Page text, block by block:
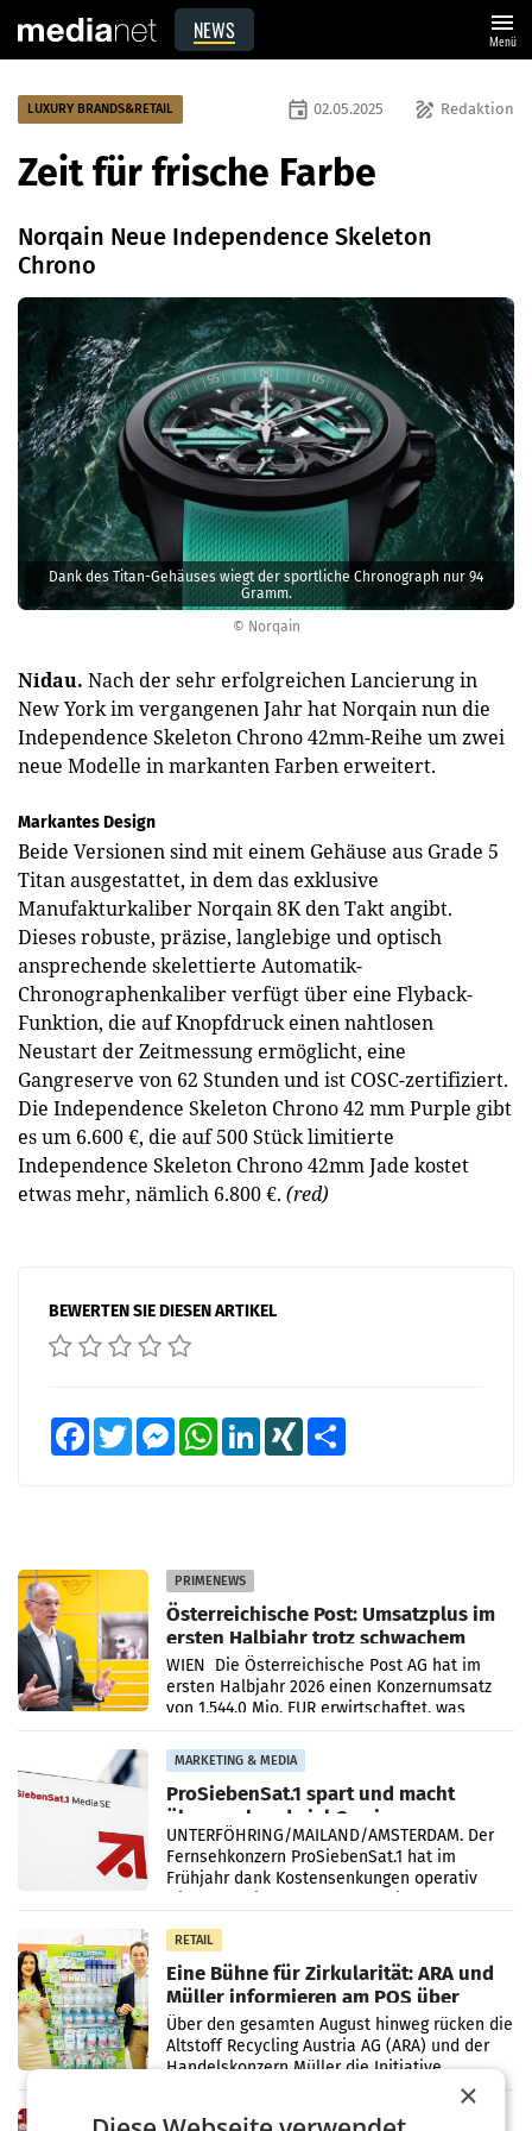
NEWS menu
Menü
© Norqain
Dank des Titan-Gehäuses wiegt der sportliche Chronograph nur 94
Gramm.
LUXURY BRANDS&RETAIL draw Redaktion
event 02.05.2025
Zeit für frische Farbe
Norqain Neue Independence Skeleton
Chrono
Nidau. Nach der sehr erfolgreichen Lancierung in
New York im vergangenen Jahr hat Norqain nun die
Independence Skeleton Chrono 42mm-Reihe um zwei
neue Modelle in markanten Farben erweitert.
Markantes Design
Beide Versionen sind mit einem Gehäuse aus Grade 5
Titan ausgestattet, in dem das exklusive
Manufakturkaliber Norqain 8K den Takt angibt.
Dieses robuste, präzise, langlebige und optisch
ansprechende skelettierte Automatik-
Chronographenkaliber verfügt über eine Flyback-
Funktion, die auf Knopfdruck einen nahtlosen
Neustart der Zeitmessung ermöglicht, eine
Gangreserve von 62 Stunden und ist COSC-zertifiziert.
Die Independence Skeleton ­Chrono 42 mm Purple gibt
es um 6.600 €, die auf 500 Stück limitierte
Independence Skeleton Chrono 42mm Jade kostet
etwas mehr, nämlich 6.800 €. (red)
BEWERTEN SIE DIESEN ARTIKEL
FacebookTwitter MessengerWhatsAppLinkedInXING
PRIMENEWS
Österreichische Post: Umsatzplus im
ersten Halbjahr trotz schwachem
Briefgeschäft
WIEN Die Österreichische Post AG hat im
ersten Halbjahr 2026 einen Konzernumsatz
von 1.544,0 Mio. EUR erwirtschaftet, was
einem Plus von 3,8 Prozent gegenüber dem
Vergleichszeitraum
MARKETING & MEDIA
ProSiebenSat.1 spart und macht
überraschend viel Gewinn
UNTERFÖHRING/MAILAND/AMSTERDAM. Der
Fernsehkonzern ProSiebenSat.1 hat im
Frühjahr dank Kostensenkungen operativ
RETAIL
Eine Bühne für Zirkularität: ARA und
Müller informieren am POS über
Kreislauffähigkeit
Über den gesamten August hinweg rücken die
Altstoff Recycling Austria AG (ARA) und der
Handelskonzern Müller die Initiative
„Kreislauf-Helden“ in allen österreichischen
RETAIL
×